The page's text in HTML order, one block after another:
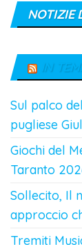
NOTIZIE
IN
Sul palco
pugliese
Giochi del
Taranto
Sollecito, Il
approccio
Tremiti